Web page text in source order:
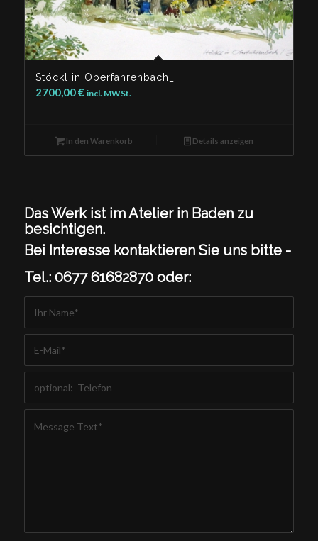
Stöckl in Oberfahrenbach_
2700,00€ incl. MWSt.
In den Warenkorb Details anzeigen
Das Werk ist im Atelier in Baden zu
besichtigen.
Bei Interesse kontaktieren Sie uns bitte -
Tel.: 0677 61682870 oder: